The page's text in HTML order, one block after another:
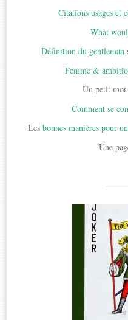
Citations usages et
What
Définition du gentleman
Femme &
Un petit mot
Comment se
Les bonnes manières pour
Une